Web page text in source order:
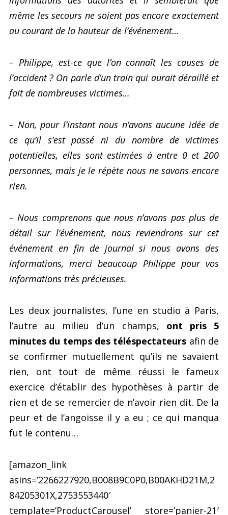
même les secours ne soient pas encore exactement
au courant de la hauteur de l’événement…
– Philippe, est-ce que l’on connaît les causes de
l’accident ? On parle d’un train qui aurait déraillé et
fait de nombreuses victimes…
– Non, pour l’instant nous n’avons aucune idée de
ce qu’il s’est passé ni du nombre de victimes
potentielles, elles sont estimées à entre 0 et 200
personnes, mais je le répète nous ne savons encore
rien.
– Nous comprenons que nous n’avons pas plus de
détail sur l’événement, nous reviendrons sur cet
événement en fin de journal si nous avons des
informations, merci beaucoup Philippe pour vos
informations très précieuses.
Les deux journalistes, l’une en studio à Paris,
l’autre au milieu d’un champs, ont pris 5
minutes du temps des téléspectateurs afin de
se confirmer mutuellement qu’ils ne savaient
rien, ont tout de même réussi le fameux
exercice d’établir des hypothèses à partir de
rien et de se remercier de n’avoir rien dit. De la
peur et de l’angoisse il y a eu ; ce qui manqua
fut le contenu…
[amazon_link
asins=’2266227920,B008B9C0P0,B00AKHD21M,2
84205301X,2753553440′
template=’ProductCarousel’ store=’panier-21′